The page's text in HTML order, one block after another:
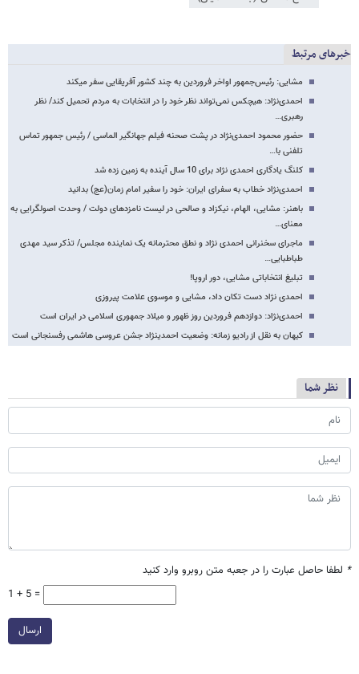
خبرهای مرتبط
مشایی: رئیس‌جمهور اواخر فروردین به چند کشور آفریقایی سفر می​کند
احمدی‌نژاد: هیچ​کس نمی‌تواند نظر خود را در انتخابات به مردم تحمیل کند/ نظر
رهبری…
حضور محمود احمدی‌نژاد در پشت صحنه فیلم جهانگیر الماسی / رئیس جمهور تماس
تلفنی با…
کلنگ یادگاری احمدی نژاد برای 10 سال آینده به زمین زده شد
احمدی‌نژاد خطاب به سفرای ایران: خود را سفیر امام زمان(عج) بدانید
باهنر: مشایی، الهام، نیکزاد و صالحی در لیست نامزدهای دولت / وحدت اصولگرایی به
معنای…
ماجرای سخنرانی احمدی نژاد و نطق محترمانه یک نماینده مجلس/ تذکر سید مهدی
طباطبایی…
تبلیغ انتخاباتی مشایی، دور اروپا!
احمدی نژاد دست تکان داد، مشایی و موسوی علامت پیروزی
احمدی‌نژاد: دوازدهم فروردین روز ظهور و میلاد جمهوری اسلامی در ایران است
کیهان به نقل از رادیو زمانه: وضعیت احمدی​نژاد جشن عروسی هاشمی رفسنجانی است
نظر شما
* لطفا حاصل عبارت را در جعبه متن روبرو وارد کنید
1 + 5 =
ارسال